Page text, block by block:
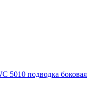
5010 подводка боковая